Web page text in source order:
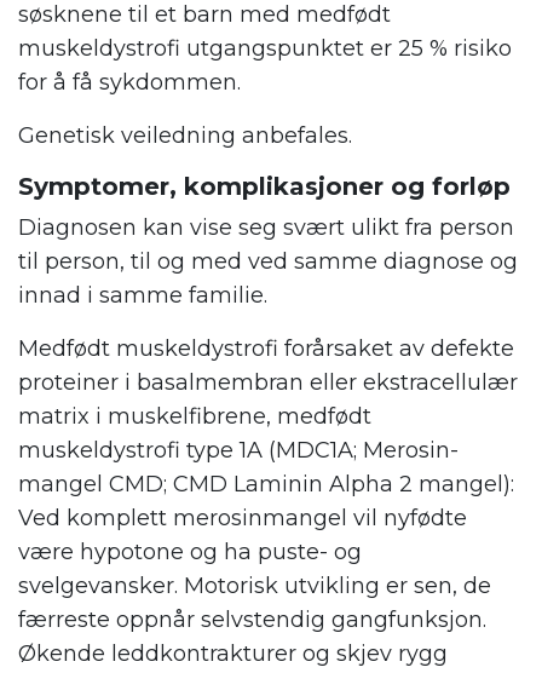
søsknene til et barn med medfødt
muskeldystrofi utgangspunktet er 25 % risiko
for å få sykdommen.
Genetisk veiledning anbefales.
Symptomer, komplikasjoner og forløp
Diagnosen kan vise seg svært ulikt fra person
til person, til og med ved samme diagnose og
innad i samme familie.
Medfødt muskeldystrofi forårsaket av defekte
proteiner i basalmembran eller ekstracellulær
matrix i muskelfibrene, medfødt
muskeldystrofi type 1A (MDC1A; Merosin-
mangel CMD; CMD Laminin Alpha 2 mangel):
Ved komplett merosinmangel vil nyfødte
være hypotone og ha puste- og
svelgevansker. Motorisk utvikling er sen, de
færreste oppnår selvstendig gangfunksjon.
Økende leddkontrakturer og skjev rygg